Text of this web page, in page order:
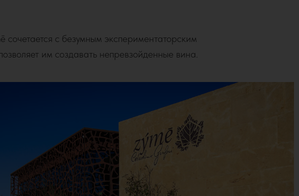
с безумным экспериментаторским
им создавать непревзойденные вина.